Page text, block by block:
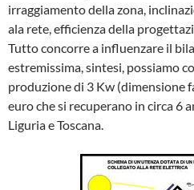
irraggiamento della zona,
ala rete, efficienza della
Tutto concorre a influenzare il
estremissima, sintesi, possiamo
produzione di 3 Kw (dimensione
euro che si recuperano in circa 6
Liguria e Toscana.